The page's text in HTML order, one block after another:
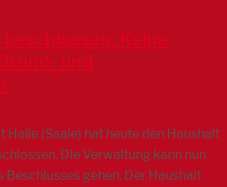
Keine
und
Halle (Saale) hat heute den Haushalt
Die Verwaltung kann nun
Beschlusses gehen. Der Haushalt